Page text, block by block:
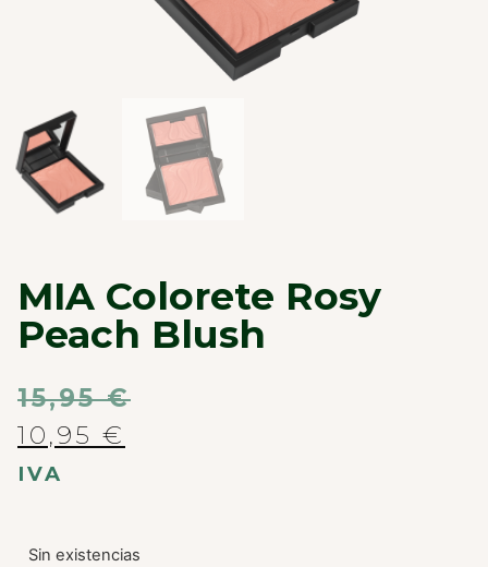
MIA Colorete Rosy
Peach Blush
15,95€
10,95 €
IVA
Sin existencias